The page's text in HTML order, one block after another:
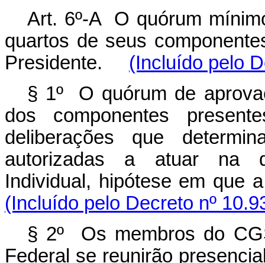
Art. 6º-A O quórum
quartos de seus
Presidente. (Incluído pelo
§ 1º O quórum de
dos componentes
deliberações que
autorizadas a atuar na
Individual, hipótese em
(Incluído pelo Decreto nº
§ 2º Os membros do
Federal se reunirão